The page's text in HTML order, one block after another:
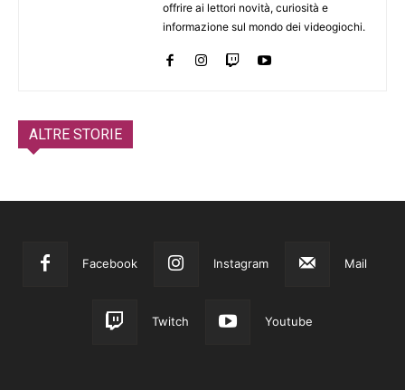
offrire ai lettori novità, curiosità e
informazione sul mondo dei videogiochi.
ALTRE STORIE
Facebook Instagram Mail
Twitch Youtube